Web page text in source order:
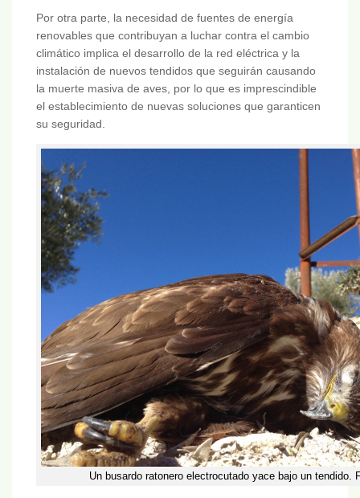
Por otra parte, la necesidad de fuentes de energía
renovables que contribuyan a luchar contra el cambio
climático implica el desarrollo de la red eléctrica y la
instalación de nuevos tendidos que seguirán causando
la muerte masiva de aves, por lo que es imprescindible
el establecimiento de nuevas soluciones que garanticen
su seguridad.
Un busardo ratonero electrocutado yace bajo un tendido.